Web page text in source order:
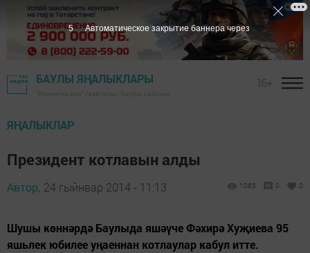
БАУЛЫ ЯҢАЛЫКЛАРЫ
ЯҢАЛЫКЛАР
Президент котлавын алды
Автор, 24 гыйнвар 2014 - 11:13 1085 0 0
Шушы көннәрдә Баулыда яшәүче Фәхирә Хуҗиева 95
яшьлек юбилее уңаеннан котлаулар кабул итте.
5 Автоматическое закрытие баннера через